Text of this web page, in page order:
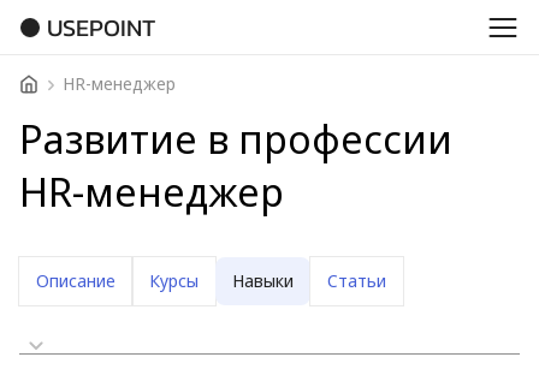
USEPOINT
HR-менеджер
Развитие в профессии
HR-менеджер
Описание Курсы Навыки Статьи